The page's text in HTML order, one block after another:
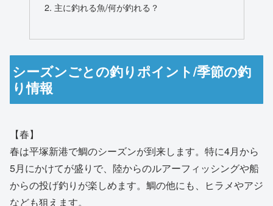
主に釣れる魚/何が釣れる？
シーズンごとの釣りポイント/季節の釣
り情報
【春】
春は平塚新港で鯛のシーズンが到来します。特に4月から
5月にかけてが盛りで、陸からのルアーフィッシングや船
からの投げ釣りが楽しめます。鯛の他にも、ヒラメやアジ
なども狙えます。